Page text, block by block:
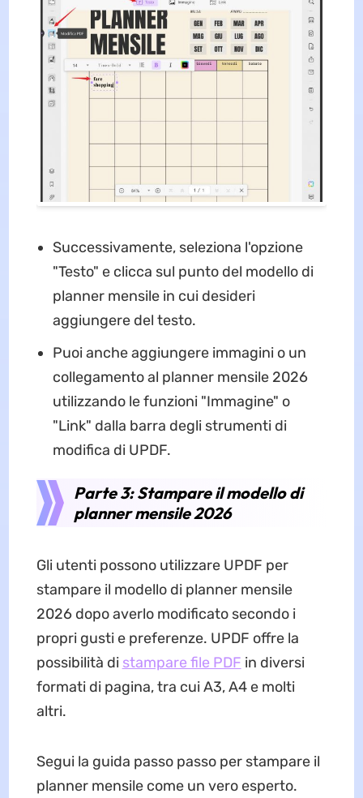
Successivamente, seleziona l'opzione
"Testo" e clicca sul punto del modello di
planner mensile in cui desideri
aggiungere del testo.
Puoi anche aggiungere immagini o un
collegamento al planner mensile 2026
utilizzando le funzioni "Immagine" o
"Link" dalla barra degli strumenti di
modifica di UPDF.
Parte 3: Stampare il modello di
planner mensile 2026
Gli utenti possono utilizzare UPDF per
stampare il modello di planner mensile
2026 dopo averlo modificato secondo i
propri gusti e preferenze. UPDF offre la
possibilità di stampare file PDF in diversi
formati di pagina, tra cui A3, A4 e molti
altri.
Segui la guida passo passo per stampare il
planner mensile come un vero esperto.